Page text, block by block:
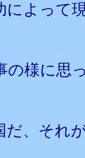
によって
の様に思
だ、それ